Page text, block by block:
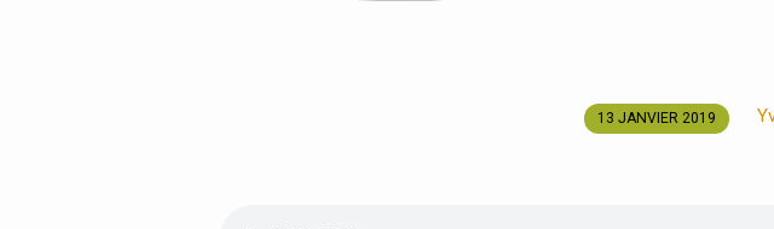
13 JANVIER 2019